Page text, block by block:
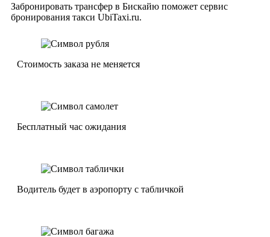
Забронировать трансфер в Бискайю поможет сервис
бронирования такси UbiTaxi.ru.
Стоимость заказа не меняется
Бесплатный час ожидания
Водитель будет в аэропорту с табличкой